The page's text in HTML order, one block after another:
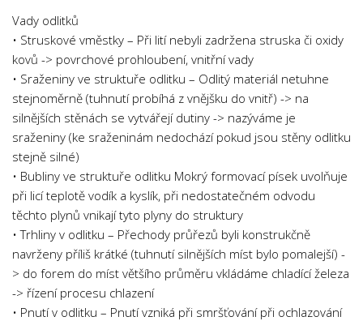
Zdravotnictví
Zeměpis
Novinky
Vady odlitků
• Struskové vměstky – Při lití nebyli zadržena struska či oxidy
kovů -> povrchové prohloubení, vnitřní vady
• Sraženiny ve struktuře odlitku – Odlitý materiál netuhne
stejnoměrně (tuhnutí probíhá z vnějšku do vnitř) -> na
silnějších stěnách se vytvářejí dutiny -> nazýváme je
sraženiny (ke sraženinám nedochází pokud jsou stěny odlitku
stejně silné)
• Bubliny ve struktuře odlitku Mokrý formovací písek uvolňuje
při licí teplotě vodík a kyslík, při nedostatečném odvodu
těchto plynů vnikají tyto plyny do struktury
• Trhliny v odlitku – Přechody průřezů byli konstrukčně
navrženy příliš krátké (tuhnutí silnějších míst bylo pomalejší) -
> do forem do míst většího průměru vkládáme chladící železa
-> řízení procesu chlazení
• Pnutí v odlitku – Pnutí vzniká při smršťování při ochlazování